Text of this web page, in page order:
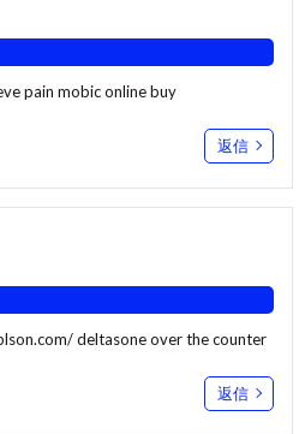
pain mobic online buy
返信
deltasone over the counter
返信